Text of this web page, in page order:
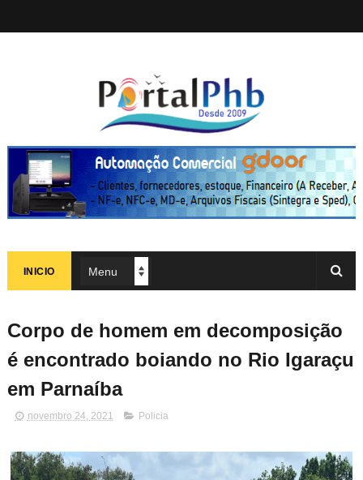
INICIO
Corpo de homem em decomposição
é encontrado boiando no Rio Igaraçu
em Parnaíba
novembro 24, 2021 Policia